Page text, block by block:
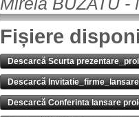
Fișiere
Descarcă Scurta
Descarcă
Descarcă Conferinta lansare